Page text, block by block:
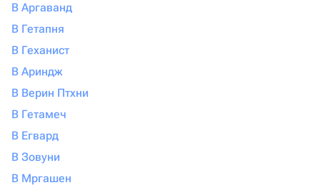
В Аргаванд
В Гетапня
В Геханист
В Ариндж
В Верин Птхни
В Гетамеч
В Егвард
В Зовуни
В Мргашен